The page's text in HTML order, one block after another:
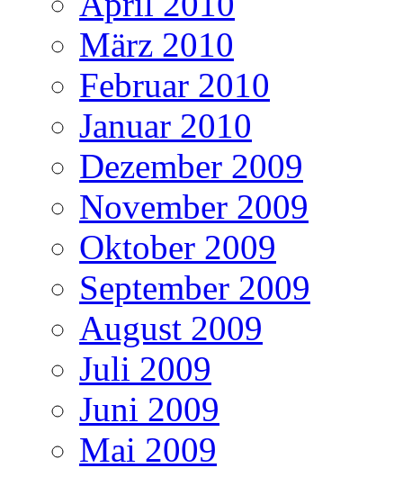
März 2010
Februar 2010
Januar 2010
Dezember 2009
November 2009
Oktober 2009
September 2009
August 2009
Juli 2009
Juni 2009
Mai 2009